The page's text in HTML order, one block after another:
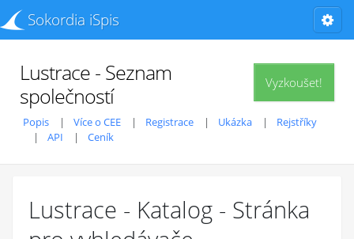
Sokordia iSpis
Vyzkoušet!
Lustrace - Seznam
společností
Popis Více o CEE Registrace Ukázka
Rejstříky
API
Ceník
Lustrace - Katalog - Stránka